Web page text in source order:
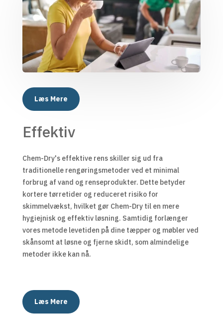
Læs Mere
Effektiv
Chem-Dry's effektive rens skiller sig ud fra
traditionelle rengøringsmetoder ved et minimal
forbrug af vand og renseprodukter. Dette betyder
kortere tørretider og reduceret risiko for
skimmelvækst, hvilket gør Chem-Dry til en mere
hygiejnisk og effektiv løsning. Samtidig forlænger
vores metode levetiden på dine tæpper og møbler ved
skånsomt at løsne og fjerne skidt, som almindelige
metoder ikke kan nå.
Læs Mere